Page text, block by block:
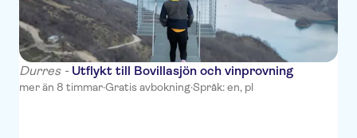
Marbella Beach
Epidamn White Sensation
New Akileda
Durres - Utflykt till Bovillasjön och vinprovning
mer än 8 timmar·Gratis avbokning·Språk: en, pl